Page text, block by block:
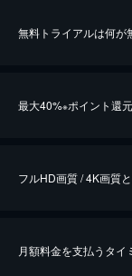
無料トライアルは何が
最大40%※ポイント還
※40％ポイント還元の対象
iOSアプリのUコイン決
フルHD画質 / 4K画質
月額料金を支払うタイ